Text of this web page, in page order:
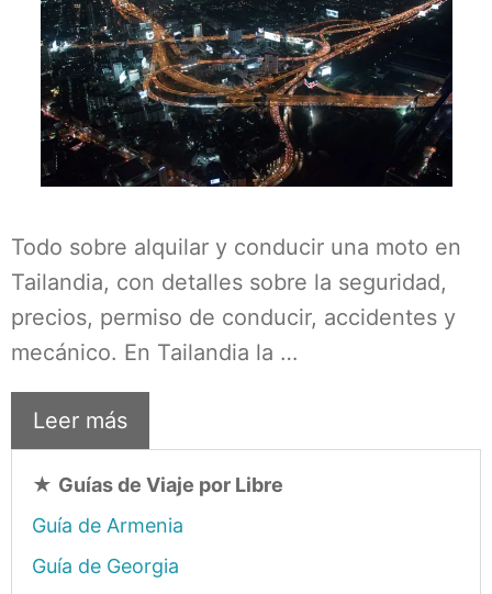
Todo sobre alquilar y conducir una moto en
Tailandia, con detalles sobre la seguridad,
precios, permiso de conducir, accidentes y
mecánico. En Tailandia la …
Leer más
★ Guías de Viaje por Libre
Guía de Armenia
Guía de Georgia